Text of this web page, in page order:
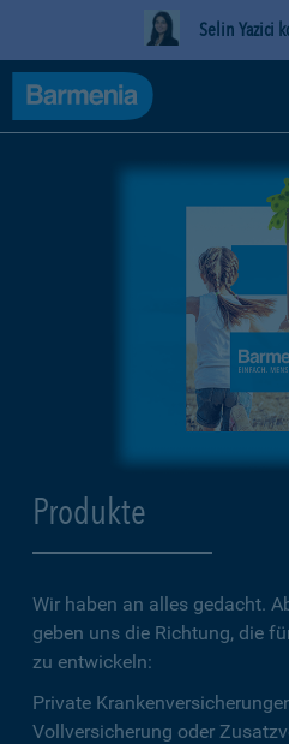
Selin Yazici
Produkte
Wir haben an alles gedacht.
geben uns die Richtung, die
zu entwickeln:
Private
Vollversicherung oder